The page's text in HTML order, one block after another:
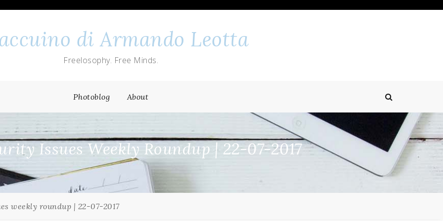
di Armando Leotta
Freelosophy. Free Minds.
Photoblog About
Issues Weekly Roundup | 22-07-2017
weekly roundup | 22-07-2017